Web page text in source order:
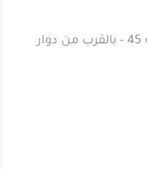
فلسطين - رام الله شارع عمر المختار -بناية 45 - بالقرب من دوار